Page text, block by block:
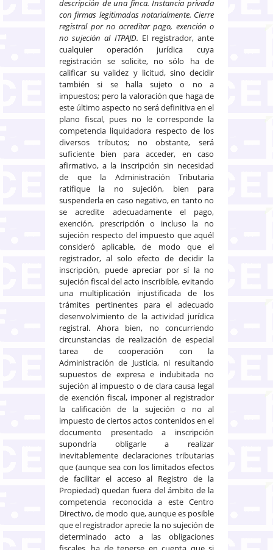
descripción de una finca. Instancia privada
con firmas legitimadas notarialmente. Cierre
registral por no acreditar pago, exención o
no sujeción al ITPAJD. El registrador, ante
cualquier operación jurídica cuya
registración se solicite, no sólo ha de
calificar su validez y licitud, sino decidir
también si se halla sujeto o no a
impuestos; pero la valoración que haga de
este último aspecto no será definitiva en el
plano fiscal, pues no le corresponde la
competencia liquidadora respecto de los
diversos tributos; no obstante, será
suficiente bien para acceder, en caso
afirmativo, a la inscripción sin necesidad
de que la Administración Tributaria
ratifique la no sujeción, bien para
suspenderla en caso negativo, en tanto no
se acredite adecuadamente el pago,
exención, prescripción o incluso la no
sujeción respecto del impuesto que aquél
consideró aplicable, de modo que el
registrador, al solo efecto de decidir la
inscripción, puede apreciar por sí la no
sujeción fiscal del acto inscribible, evitando
una multiplicación injustificada de los
trámites pertinentes para el adecuado
desenvolvimiento de la actividad jurídica
registral. Ahora bien, no concurriendo
circunstancias de realización de especial
tarea de cooperación con la
Administración de Justicia, ni resultando
supuestos de expresa e indubitada no
sujeción al impuesto o de clara causa legal
de exención fiscal, imponer al registrador
la calificación de la sujeción o no al
impuesto de ciertos actos contenidos en el
documento presentado a inscripción
supondría obligarle a realizar
inevitablemente declaraciones tributarias
que (aunque sea con los limitados efectos
de facilitar el acceso al Registro de la
Propiedad) quedan fuera del ámbito de la
competencia reconocida a este Centro
Directivo, de modo que, aunque es posible
que el registrador aprecie la no sujeción de
determinado acto a las obligaciones